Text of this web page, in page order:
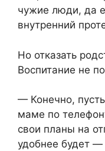
чужие люди, да
внутренний
Но отказать
Воспитание не
— Конечно,
маме по
свои планы на
удобнее будет —